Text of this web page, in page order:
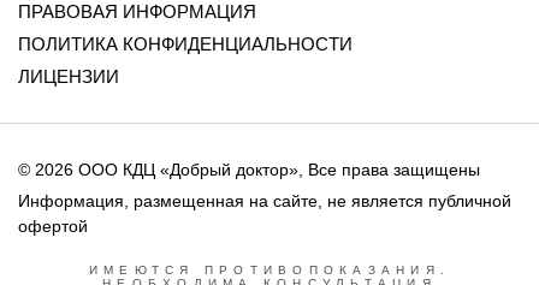
ПРАВОВАЯ ИНФОРМАЦИЯ
ПОЛИТИКА КОНФИДЕНЦИАЛЬНОСТИ
ЛИЦЕНЗИИ
© 2026 ООО КДЦ «Добрый доктор», Все права защищены
Информация, размещенная на сайте, не является публичной
офертой
ИМЕЮТСЯ ПРОТИВОПОКАЗАНИЯ.